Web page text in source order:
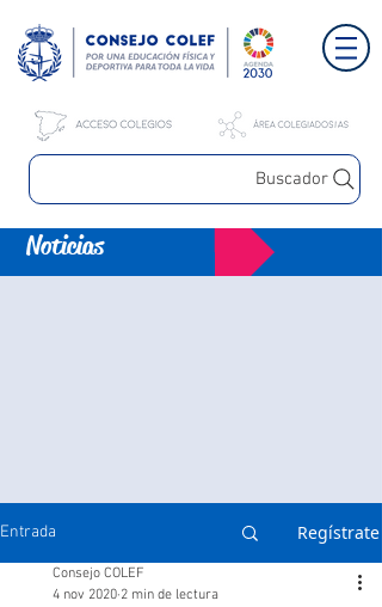
Buscador
Noticias
Entrada Regístrate
Consejo COLEF
4 nov 2020 2 min de lectura